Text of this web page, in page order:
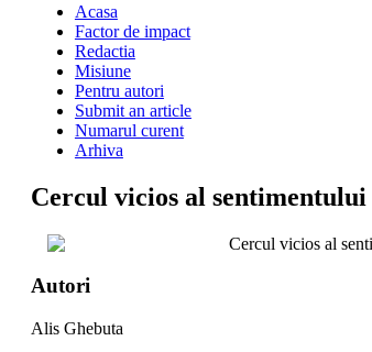
Acasa
Factor de impact
Redactia
Misiune
Pentru autori
Submit an article
Numarul curent
Arhiva
Cercul vicios al
Cercul vicios al
Autori
Alis Ghebuta